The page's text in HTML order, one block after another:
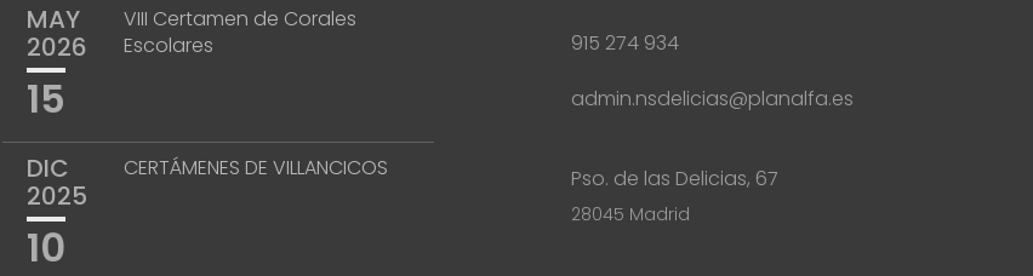
MAY
2026
15
VIII Certamen de Corales
Escolares
DIC
2025
10
CERTÁMENES DE VILLANCICOS
915 274 934
admin.nsdelicias@planalfa.es
Pso. de las Delicias, 67
28045 Madrid